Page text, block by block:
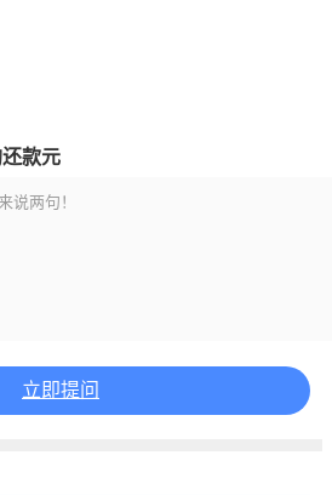
款元
立即提问